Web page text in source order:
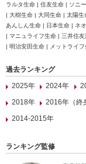
ラルタ生命 | 住友生命 | ソニ
| 大樹生命 | 大同生命 | 太陽
あんしん生命 | 日本生命 | ネ
| マニュライフ生命 | 三井住
| 明治安田生命 | メットライ
過去ランキング
2025年
2024年
2018年
2016年（終
2014-2015年
ランキング監修